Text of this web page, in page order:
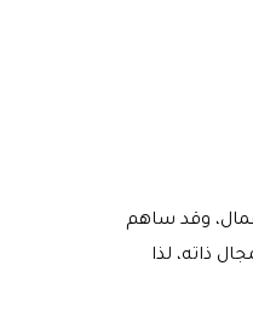
وقد ساهم
ذاته، لذا